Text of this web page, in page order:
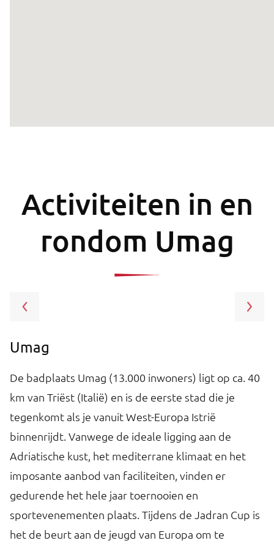
Activiteiten in en
rondom Umag
Umag
De badplaats Umag (13.000 inwoners) ligt op ca. 40
km van Triëst (Italië) en is de eerste stad die je
tegenkomt als je vanuit West-Europa Istrië
binnenrijdt. Vanwege de ideale ligging aan de
Adriatische kust, het mediterrane klimaat en het
imposante aanbod van faciliteiten, vinden er
gedurende het hele jaar toernooien en
sportevenementen plaats. Tijdens de Jadran Cup is
het de beurt aan de jeugd van Europa om te